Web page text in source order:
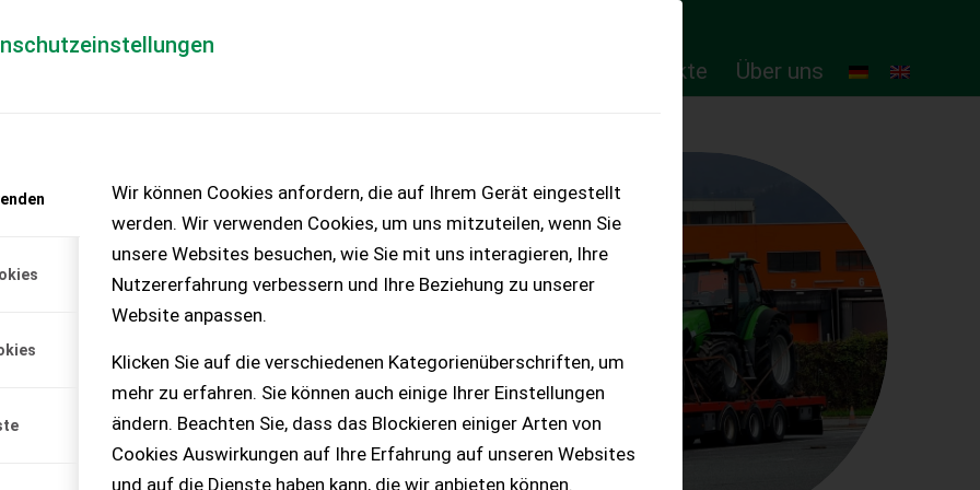
Wir können Cookies anfordern, die auf Ihrem Gerät eingestellt
werden. Wir verwenden Cookies, um uns mitzuteilen, wenn Sie
unsere Websites besuchen, wie Sie mit uns interagieren, Ihre
Nutzererfahrung verbessern und Ihre Beziehung zu unserer
Website anpassen.
Klicken Sie auf die verschiedenen Kategorienüberschriften, um
mehr zu erfahren. Sie können auch einige Ihrer Einstellungen
ändern. Beachten Sie, dass das Blockieren einiger Arten von
Cookies Auswirkungen auf Ihre Erfahrung auf unseren Websites
und auf die Dienste haben kann, die wir anbieten können.
Online-Produkte Über uns
– KEINE
hydr.
PFLUGKÖRPER